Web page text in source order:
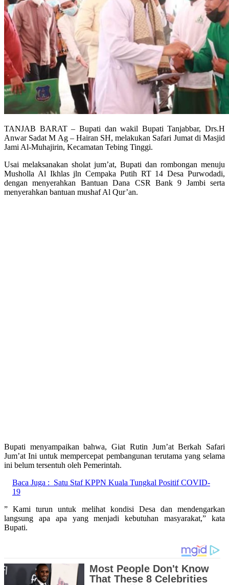
TANJAB BARAT – Bupati dan wakil Bupati Tanjabbar, Drs.H
Anwar Sadat M Ag – Hairan SH, melakukan Safari Jumat di Masjid
Jami Al-Muhajirin, Kecamatan Tebing Tinggi.
Usai melaksanakan sholat jum’at, Bupati dan rombongan menuju
Musholla Al Ikhlas jln Cempaka Putih RT 14 Desa Purwodadi,
dengan menyerahkan Bantuan Dana CSR Bank 9 Jambi serta
menyerahkan bantuan mushaf Al Qur’an.
Bupati menyampaikan bahwa, Giat Rutin Jum’at Berkah Safari
Jum’at Ini untuk mempercepat pembangunan terutama yang selama
ini belum tersentuh oleh Pemerintah.
Baca Juga : Satu Staf KPPN Kuala Tungkal Positif COVID-
19
” Kami turun untuk melihat kondisi Desa dan mendengarkan
langsung apa apa yang menjadi kebutuhan masyarakat,” kata
Bupati.